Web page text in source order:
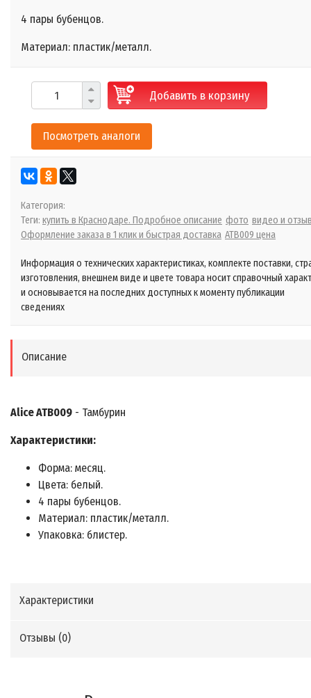
4 пары бубенцов.
Материал: пластик/металл.
Добавить в корзину
Посмотреть аналоги
Категория:
Теги: купить в Краснодаре. Подробное описание фото видео и
Оформление заказа в 1 клик и быстрая доставка ATB009 цена
Информация о технических характеристиках, комплекте поставки,
изготовления, внешнем виде и цвете товара носит справочный
и основывается на последних доступных к моменту публикации
сведениях
Описание
Alice ATB009 - Тамбурин
Характеристики:
Форма: месяц.
Цвета: белый.
4 пары бубенцов.
Материал: пластик/металл.
Упаковка: блистер.
Характеристики
Отзывы (0)